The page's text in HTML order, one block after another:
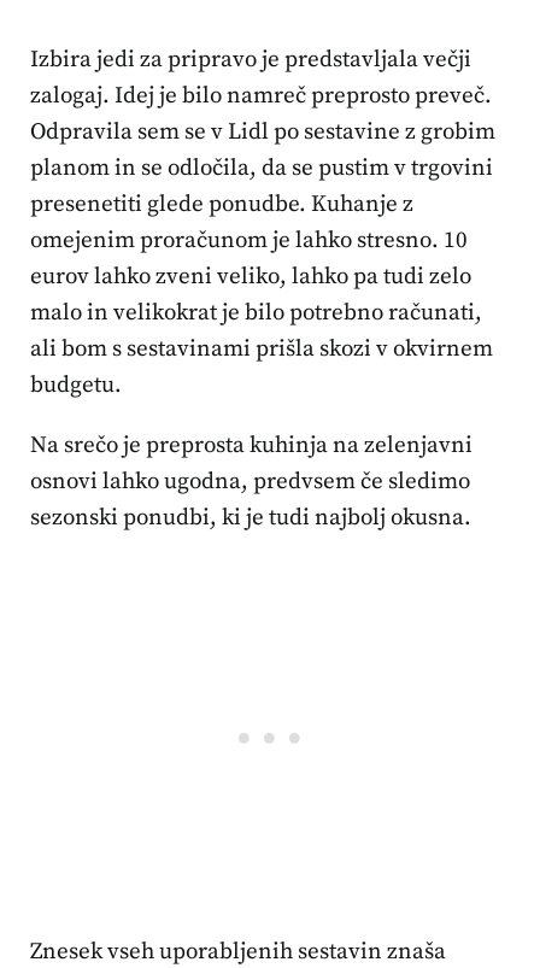
Izbira jedi za pripravo je predstavljala večji
zalogaj. Idej je bilo namreč preprosto preveč.
Odpravila sem se v Lidl po sestavine z grobim
planom in se odločila, da se pustim v trgovini
presenetiti glede ponudbe. Kuhanje z
omejenim proračunom je lahko stresno. 10
eurov lahko zveni veliko, lahko pa tudi zelo
malo in velikokrat je bilo potrebno računati,
ali bom s sestavinami prišla skozi v okvirnem
budgetu.
Na srečo je preprosta kuhinja na zelenjavni
osnovi lahko ugodna, predvsem če sledimo
sezonski ponudbi, ki je tudi najbolj okusna.
Znesek vseh uporabljenih sestavin znaša